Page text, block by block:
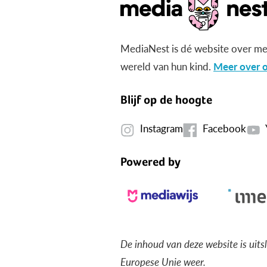
MediaNest is dé website over
wereld van hun kind. Meer over
Blijf op de hoogte
Instagram Facebook
Powered by
De inhoud van deze website is
Europese Unie weer.